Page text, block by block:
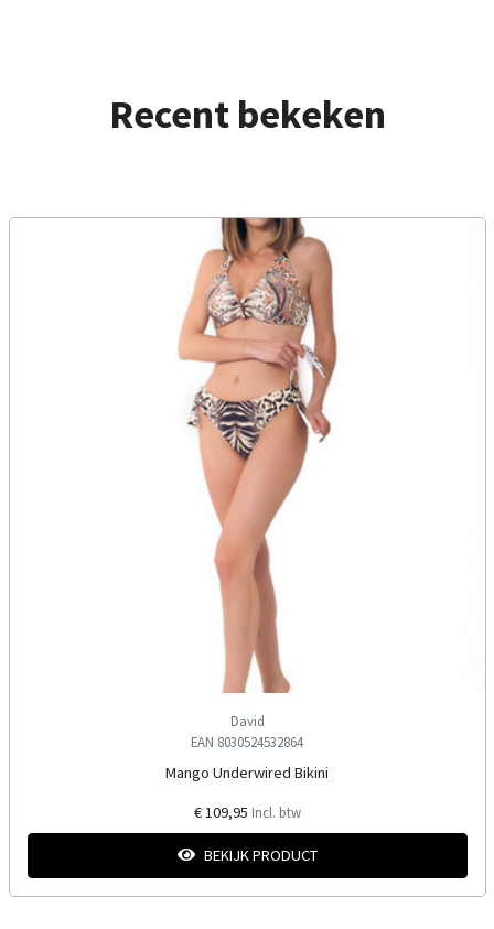
Recent bekeken
David
EAN 8030524532864
Mango Underwired Bikini
€ 109,95 Incl. btw
BEKIJK PRODUCT